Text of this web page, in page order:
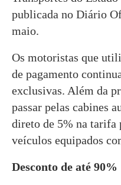
publicada no Diário
maio.
Os motoristas que
de pagamento
exclusivas. Além da
passar pelas cabines
direto de 5% na tarifa
veículos equipados
Desconto de até 90%